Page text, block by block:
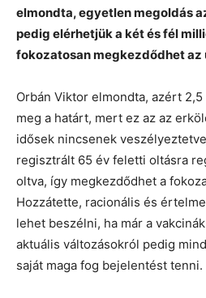
elmondta, egyetlen megoldás
pedig elérhetjük a két és fél
fokozatosan megkezdődhet az
Orbán Viktor elmondta, azért
meg a határt, mert ez az az
idősek nincsenek
regisztrált 65 év feletti oltásra
oltva, így megkezdődhet a
Hozzátette, racionális és
lehet beszélni, ha már a
aktuális változásokról pedig
saját maga fog bejelentést tenni.